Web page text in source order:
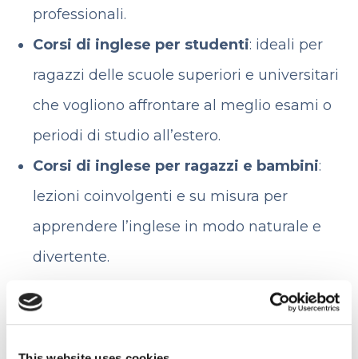
professionali.
Corsi di inglese per studenti: ideali per
ragazzi delle scuole superiori e universitari
che vogliono affrontare al meglio esami o
periodi di studio all’estero.
Corsi di inglese per ragazzi e bambini:
lezioni coinvolgenti e su misura per
apprendere l’inglese in modo naturale e
divertente.
lavora in contesti internazionali e desidera